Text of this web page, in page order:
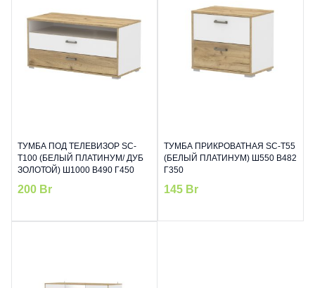
ТУМБА ПОД ТЕЛЕВИЗОР SC-
Т100 (БЕЛЫЙ ПЛАТИНУМ/ ДУБ
ЗОЛОТОЙ) Ш1000 В490 Г450
200 Br
ТУМБА ПРИКРОВАТНАЯ SC-T55
(БЕЛЫЙ ПЛАТИНУМ) Ш550 В482
Г350
145 Br